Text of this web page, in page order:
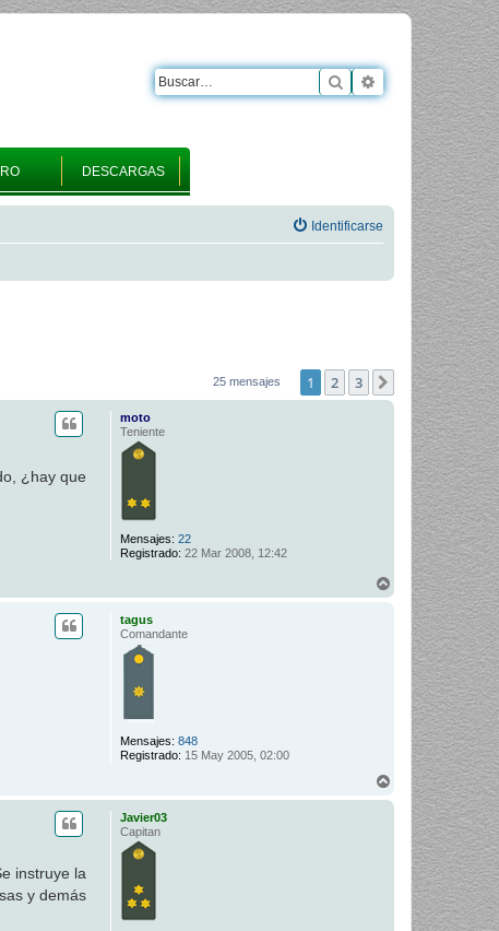
DESCARGAS
Buscar Búsqueda
Identificarse
25 mensajes 1 2 3 Siguiente
moto
Teniente
Mensajes: 22
Registrado: 22 Mar 2008, 12:42
¿hay que
tagus
Comandante
Mensajes: 848
Registrado: 15 May 2005, 02:00
Javier03
Capitan
instruye la
y demás